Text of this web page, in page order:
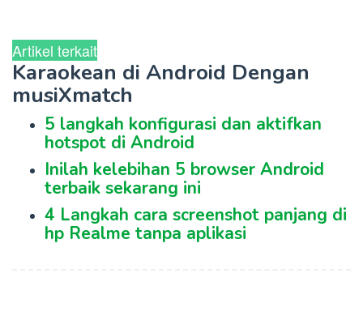
Artikel terkait
Karaokean di Android Dengan
musiXmatch
5 langkah konfigurasi dan aktifkan
hotspot di Android
Inilah kelebihan 5 browser Android
terbaik sekarang ini
4 Langkah cara screenshot panjang di
hp Realme tanpa aplikasi